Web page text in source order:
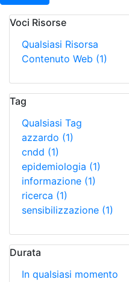
Voci Risorse
Qualsiasi Risorsa
Contenuto Web (1)
Tag
Qualsiasi Tag
azzardo (1)
cndd (1)
epidemiologia (1)
informazione (1)
ricerca (1)
sensibilizzazione (1)
Durata
In qualsiasi momento